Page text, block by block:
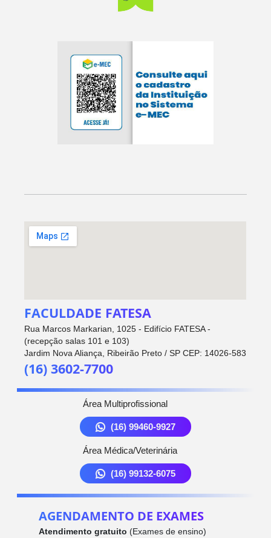
FACULDADE FATESA
Rua Marcos Markarian, 1025 - Edifício FATESA -
(recepção salas 101 e 103)
Jardim Nova Aliança, Ribeirão Preto / SP CEP: 14026-583
(16) 3602-7700
Área Multiprofissional
(16) 99460-9927
Área Médica/Veterinária
(16) 99132-6075
AGENDAMENTO DE EXAMES
Atendimento gratuito (Exames de ensino)